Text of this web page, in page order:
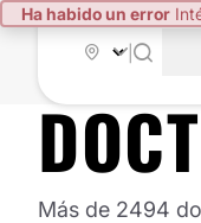
Ha habido un error
Más de 2494